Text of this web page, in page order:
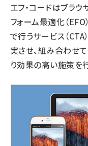
エフ・コードはブラウ
フォーム最適化（
で行うサービス（
実させ、組み合わせ
り効果の高い施策を